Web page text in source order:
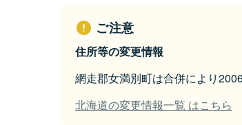
ご注意
住所等の変更情報
網走郡女満別町は合併により
北海道の変更情報一覧 はこちら